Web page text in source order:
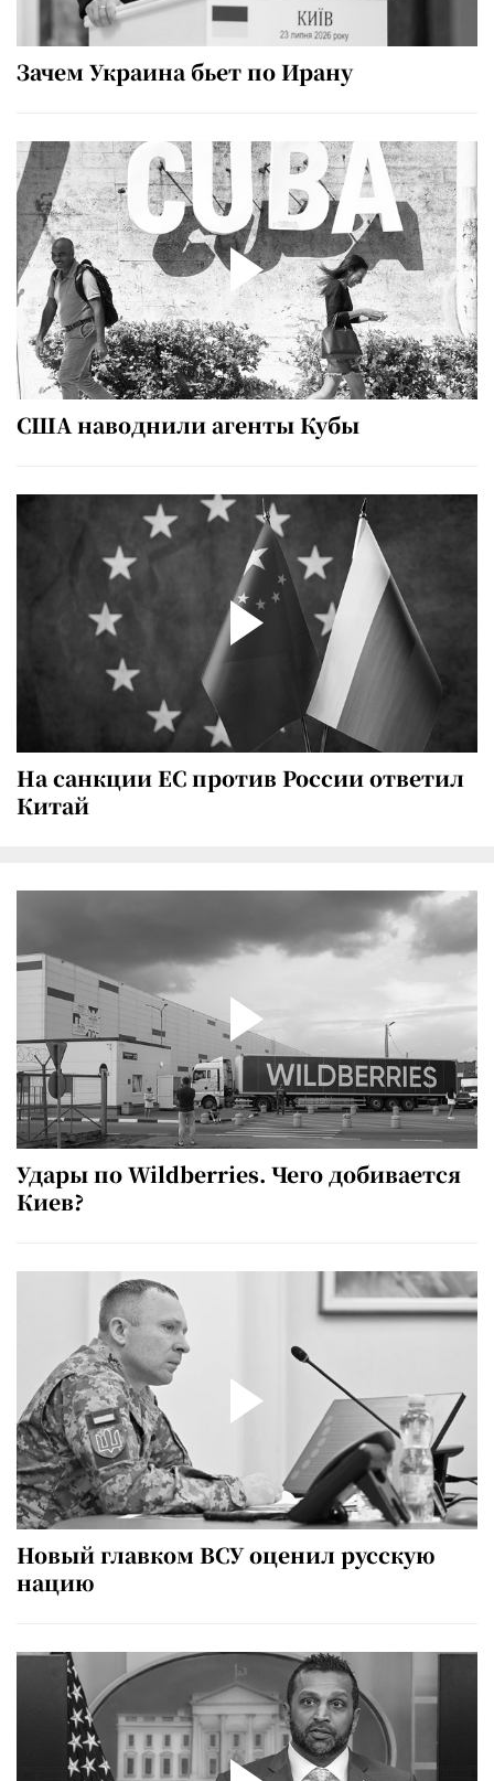
Зачем Украина бьет по Ирану
США наводнили агенты Кубы
На санкции ЕС против России ответил
Китай
Удары по Wildberries. Чего добивается
Киев?
Новый главком ВСУ оценил русскую
нацию